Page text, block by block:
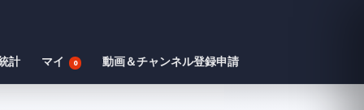
計 マイ 0 動画＆チャンネル登録申請